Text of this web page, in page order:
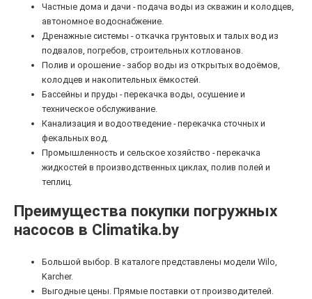
Частные дома и дачи - подача воды из скважин и колодцев,
автономное водоснабжение.
Дренажные системы - откачка грунтовых и талых вод из
подвалов, погребов, строительных котлованов.
Полив и орошение - забор воды из открытых водоёмов,
колодцев и накопительных ёмкостей.
Бассейны и пруды - перекачка воды, осушение и
техническое обслуживание.
Канализация и водоотведение - перекачка сточных и
фекальных вод.
Промышленность и сельское хозяйство - перекачка
жидкостей в производственных циклах, полив полей и
теплиц.
Преимущества покупки погружных
насосов в Climatika.by
Большой выбор. В каталоге представлены модели Wilo,
Karcher.
Выгодные цены. Прямые поставки от производителей.